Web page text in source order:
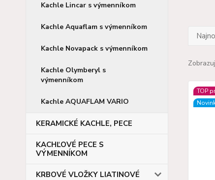
Kachle Lincar s výmenníkom
Kachle Aquaflam s výmenníkom
Kachle Novapack s výmenníkom
Kachle Olymberyl s
výmenníkom
Kachle AQUAFLAM VARIO
KERAMICKÉ KACHLE, PECE
KACHĽOVÉ PECE S
VÝMENNÍKOM
KRBOVÉ VLOŽKY LIATINOVÉ
TOP